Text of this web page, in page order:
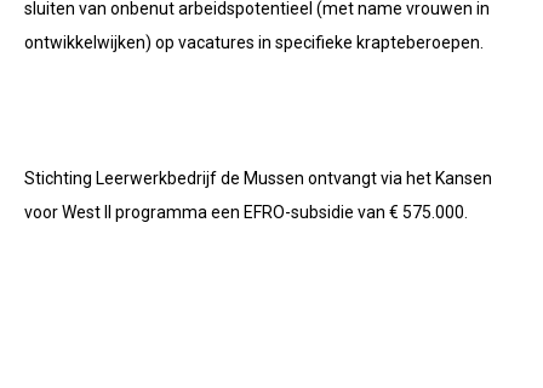
sluiten van onbenut arbeidspotentieel (met name vrouwen in
ontwikkelwijken) op vacatures in specifieke krapteberoepen.
Stichting Leerwerkbedrijf de Mussen ontvangt via het Kansen
voor West II programma een EFRO-subsidie van € 575.000.